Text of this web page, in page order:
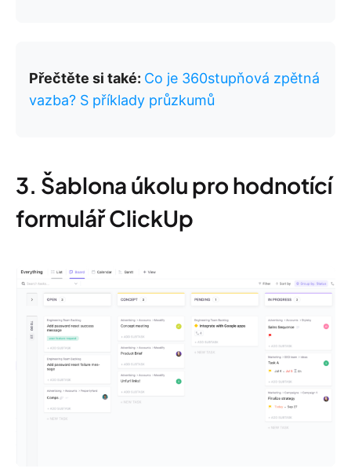
Přečtěte si také: Co je 360stupňová zpětná
vazba? S příklady průzkumů
3. Šablona úkolu pro hodnotící
formulář ClickUp